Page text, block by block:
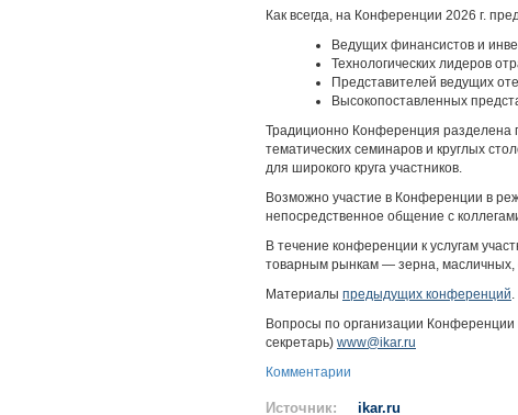
Как всегда, на Конференции 2026 г.
Ведущих финансистов и
Технологических лидеров
Представителей ведущих
Высокопоставленных
Традиционно Конференция разделена
тематических семинаров и круглых
для широкого круга участников.
Возможно участие в Конференции в
непосредственное общение с
В течение конференции к услугам
товарным рынкам — зерна, масличных,
Материалы предыдущих конференций.
Вопросы по организации Конференции
секретарь) www@ikar.ru
Комментарии
Источник: ikar.ru